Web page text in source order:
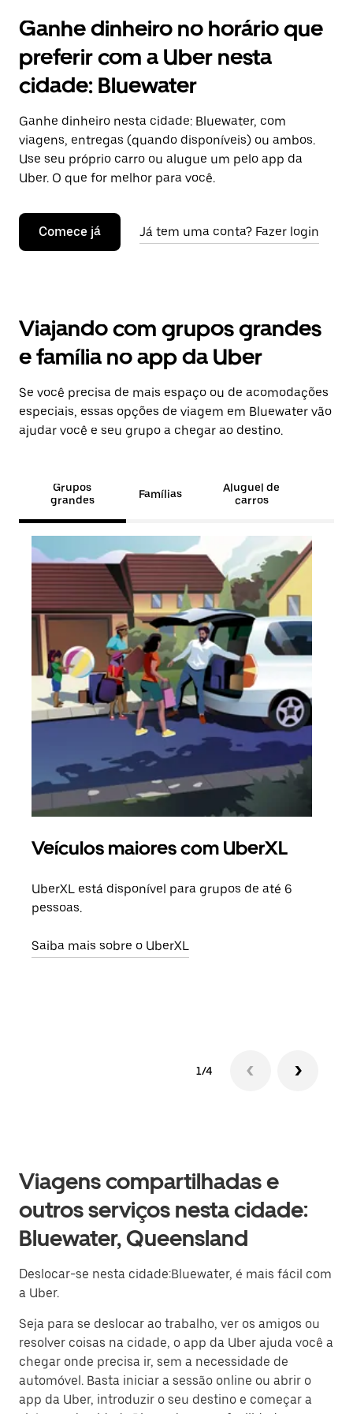
Ganhe dinheiro no horário que
preferir com a Uber nesta
cidade: Bluewater
Ganhe dinheiro nesta cidade: Bluewater, com
viagens, entregas (quando disponíveis) ou ambos.
Use seu próprio carro ou alugue um pelo app da
Uber. O que for melhor para você.
Comece já Já tem uma conta? Fazer login
Viajando com grupos grandes
e família no app da Uber
Se você precisa de mais espaço ou de acomodações
especiais, essas opções de viagem em Bluewater vão
ajudar você e seu grupo a chegar ao destino.
Grupos
grandes
Famílias
Aluguel de
carros
Veículos maiores com UberXL
UberXL está disponível para grupos de até 6
pessoas.
Saiba mais sobre o UberXL
1/4
Viagens compartilhadas e
outros serviços nesta cidade:
Bluewater, Queensland
Deslocar-se nesta cidade:Bluewater, é mais fácil com
a Uber.
Seja para se deslocar ao trabalho, ver os amigos ou
resolver coisas na cidade, o app da Uber ajuda você a
chegar onde precisa ir, sem a necessidade de
automóvel. Basta iniciar a sessão online ou abrir o
app da Uber, introduzir o seu destino e começar a